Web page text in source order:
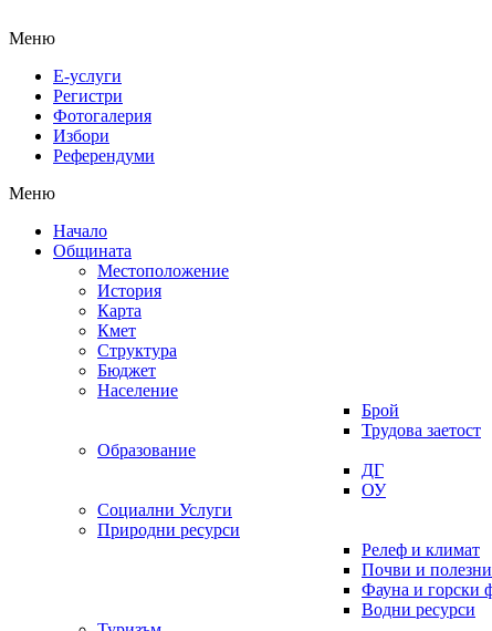
Меню
Е-услуги
Регистри
Фотогалерия
Избори
Референдуми
Меню
Начало
Общината
Местоположение
История
Карта
Кмет
Структура
Бюджет
Население
Брой
Трудова заетост
Образование
ДГ
ОУ
Социални Услуги
Природни ресурси
Релеф и климат
Почви и
Фауна и горски
Водни ресурси